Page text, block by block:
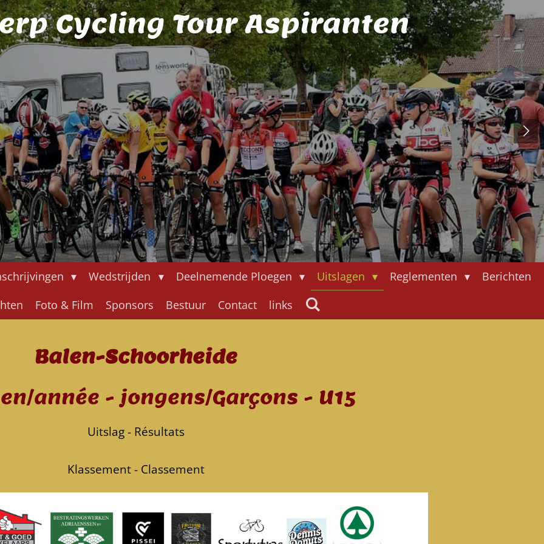
Cycling Tour Aspiranten
Wedstrijden Deelnemende Ploegen Uitslagen Reglementen
Berichten
Foto & Film Sponsors Bestuur Contact links
Balen-Schoorheide
année - jongens/Garçons - U15
Uitslag - Résultats
Klassement - Classement